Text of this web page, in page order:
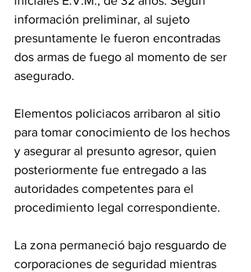
información preliminar, al sujeto
presuntamente le fueron encontradas
dos armas de fuego al momento de ser
asegurado.
Elementos policiacos arribaron al sitio
para tomar conocimiento de los hechos
y asegurar al presunto agresor, quien
posteriormente fue entregado a las
autoridades competentes para el
procedimiento legal correspondiente.
La zona permaneció bajo resguardo de
corporaciones de seguridad mientras